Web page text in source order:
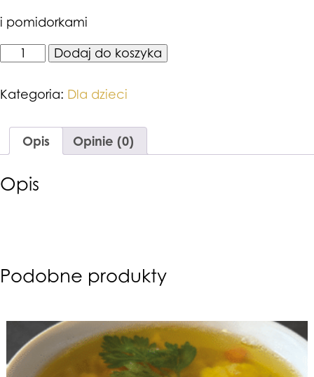
i pomidorkami
ilość
PENNE
SOSEM
SEROWYM,
Dodaj do koszyka
Kategoria: Dla dzieci
Opis Opinie (0)
Opis
Podobne produkty